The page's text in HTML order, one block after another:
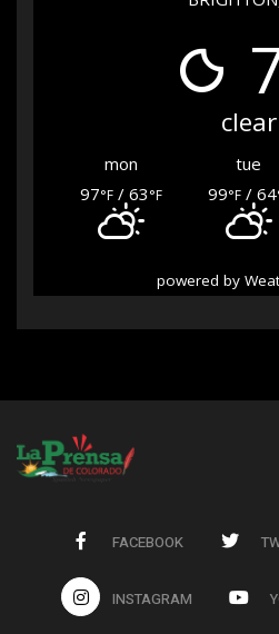
clear
mon tue
97°F / 63°F 99°F/ 64
powered by
FACEBOOK
INSTAGRAM